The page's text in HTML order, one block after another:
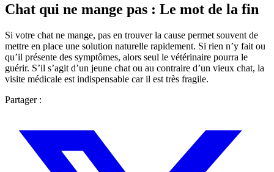
Chat qui ne mange pas : Le mot de la fin
Si votre chat ne mange, pas en trouver la cause permet souvent de
mettre en place une solution naturelle rapidement. Si rien n’y fait ou
qu’il présente des symptômes, alors seul le vétérinaire pourra le
guérir. S’il s’agit d’un jeune chat ou au contraire d’un vieux chat, la
visite médicale est indispensable car il est très fragile.
Partager :